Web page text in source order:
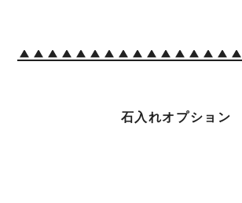
石入れオプション